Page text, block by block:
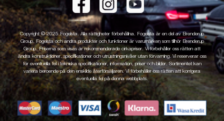
Copyright © 2025 Fogelsta. Alla rättigheter förbehållna. Fogelsta är en del av Brenderup
Group. Fogelsta och andra produkter och funktioner är varumärken som tillhör Brenderup
Group. Priserna som visas är rekommenderade cirkapriser. Vi förbehåller oss rätten att
ändra konstruktioner, specifikationer och utrustningsnivåer utan förvarning. Vi reserverar oss
för eventuella fel i tekniska specifikationer, information, priser och bilder. Sortimentet kan
variera beroende på den enskilde återförsäljaren. Vi förbehåller oss rätten att korrigera
eventuella fel på denna webbplats.